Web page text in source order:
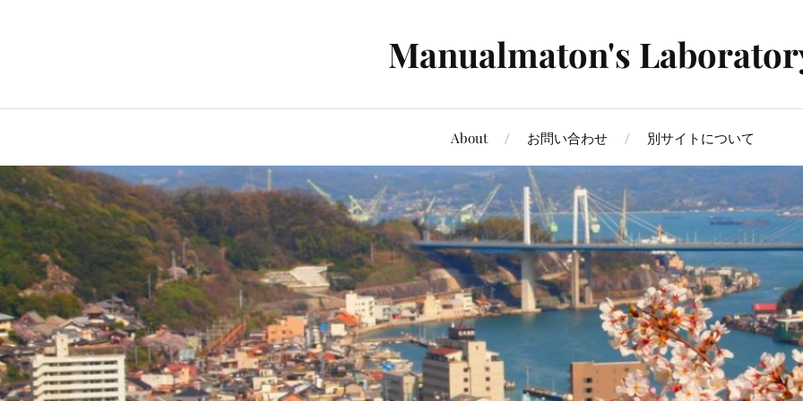
Manualmaton's
About お問い合わせ 別サイトについて